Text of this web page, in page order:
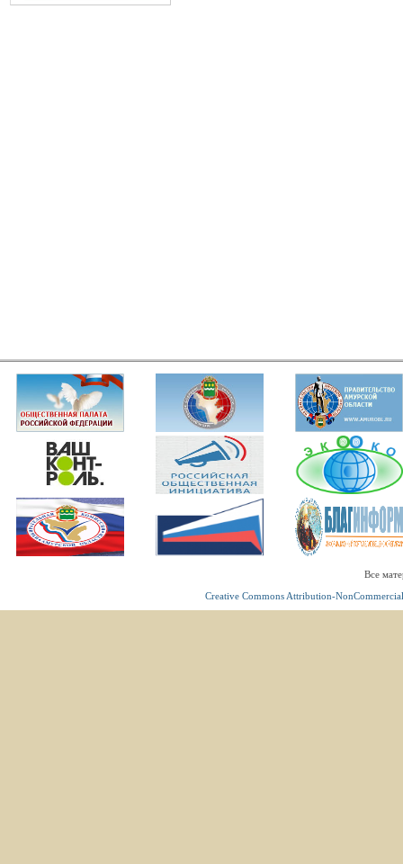
Все
Creative Commons Attribution-